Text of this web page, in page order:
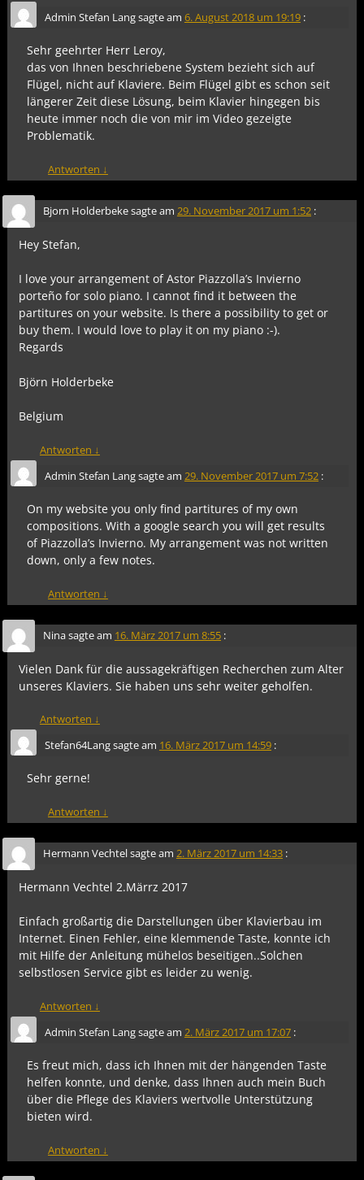
Admin Stefan Langsagte am 6. August 2018 um 19:19 :
Sehr geehrter Herr Leroy,
das von Ihnen beschriebene System bezieht sich auf
Flügel, nicht auf Klaviere. Beim Flügel gibt es schon seit
längerer Zeit diese Lösung, beim Klavier hingegen bis
heute immer noch die von mir im Video gezeigte
Problematik.
Antworten ↓
Bjorn Holderbekesagte am 29. November 2017 um 1:52 :
Hey Stefan,
I love your arrangement of Astor Piazzolla’s Invierno
porteño for solo piano. I cannot find it between the
partitures on your website. Is there a possibility to get or
buy them. I would love to play it on my piano :-).
Regards
Björn Holderbeke
Belgium
Antworten ↓
Admin Stefan Langsagte am 29. November 2017 um 7:52 :
On my website you only find partitures of my own
compositions. With a google search you will get results
of Piazzolla’s Invierno. My arrangement was not written
down, only a few notes.
Antworten ↓
Ninasagte am 16. März 2017 um 8:55 :
Vielen Dank für die aussagekräftigen Recherchen zum Alter
unseres Klaviers. Sie haben uns sehr weiter geholfen.
Antworten ↓
Stefan64Langsagte am 16. März 2017 um 14:59 :
Sehr gerne!
Antworten ↓
Hermann Vechtelsagte am 2. März 2017 um 14:33 :
Hermann Vechtel 2.Märrz 2017
Einfach großartig die Darstellungen über Klavierbau im
Internet. Einen Fehler, eine klemmende Taste, konnte ich
mit Hilfe der Anleitung mühelos beseitigen..Solchen
selbstlosen Service gibt es leider zu wenig.
Antworten ↓
Admin Stefan Langsagte am 2. März 2017 um 17:07 :
Es freut mich, dass ich Ihnen mit der hängenden Taste
helfen konnte, und denke, dass Ihnen auch mein Buch
über die Pflege des Klaviers wertvolle Unterstützung
bieten wird.
Antworten ↓